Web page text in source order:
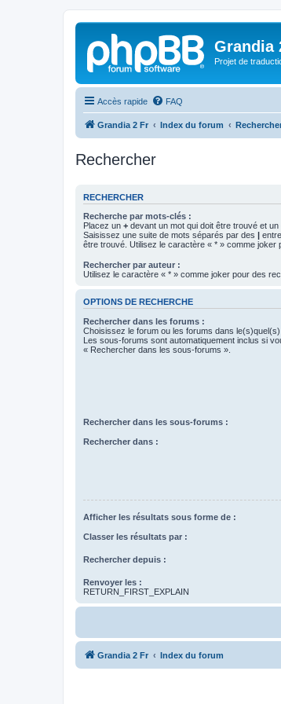
Grandia
Projet de
Accès rapide FAQ
Grandia 2 Fr Index du forum
Rechercher
RECHERCHER
Recherche par mots-clés :
Placez un + devant un mot qui doit être trouvé et un
Saisissez une suite de mots séparés par des |
être trouvé. Utilisez le caractère « * » comme joker
Rechercher par auteur :
Utilisez le caractère « * » comme joker pour des
OPTIONS DE RECHERCHE
Rechercher dans les forums :
Choisissez le forum ou les forums dans
Les sous-forums sont automatiquement inclus si
« Rechercher dans les sous-forums ».
Rechercher dans les sous-forums :
Rechercher dans :
Afficher les résultats sous forme de :
Classer les résultats par :
Rechercher depuis :
Renvoyer les :
RETURN_FIRST_EXPLAIN
Grandia 2 Fr Index du forum